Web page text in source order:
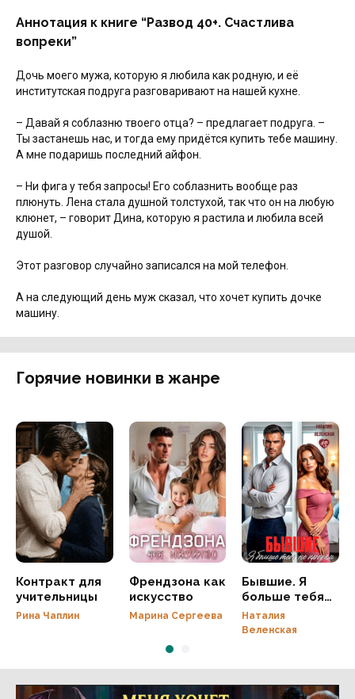
Аннотация к книге “Развод 40+. Счастлива
вопреки”
Дочь моего мужа, которую я любила как родную, и её
институтская подруга разговаривают на нашей кухне.
– Давай я соблазню твоего отца? – предлагает подруга. –
Ты застанешь нас, и тогда ему придётся купить тебе машину.
А мне подаришь последний айфон.
– Ни фига у тебя запросы! Его соблазнить вообще раз
плюнуть. Лена стала душной толстухой, так что он на любую
клюнет, – говорит Дина, которую я растила и любила всей
душой.
Этот разговор случайно записался на мой телефон.
А на следующий день муж сказал, что хочет купить дочке
машину.
Горячие новинки в жанре
Контракт для
учительницы
Рина Чаплин
Френдзона как
искусство
Марина Сергеева
Бывшие. Я
больше тебя
не предам
Наталия
Веленская